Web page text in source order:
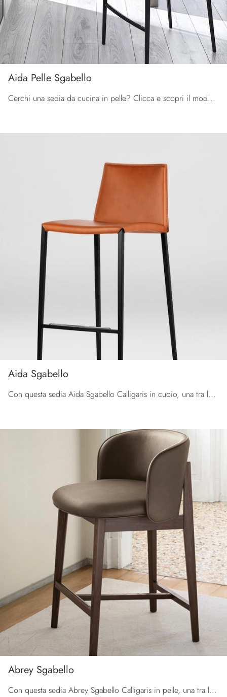
Aida Pelle Sgabello
Cerchi una sedia da cucina in pelle? Clicca e scopri il modello Aida Pelle Sgabello di Calligaris per ultimare i tuoi spazi al meglio.
Aida Sgabello
Con questa sedia Aida Sgabello Calligaris in cuoio, una tra le nostre sedute sgabelli moderne, potrai impreziosire i tuoi interni.
Abrey Sgabello
Con questa sedia Abrey Sgabello Calligaris in pelle, una tra le nostre sedute sgabelli moderne, potrai completare i tuoi spazi.